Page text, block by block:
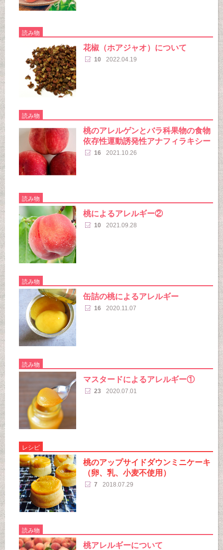
読み物
花椒（ホアジャオ）について
10 2022.04.19
読み物
桃のアレルゲンとバラ科果物の食物
依存性運動誘発性アナフィラキシー
16 2021.10.26
読み物
桃によるアレルギー②
10 2021.09.28
読み物
缶詰の桃によるアレルギー
16 2020.11.07
読み物
マスタードによるアレルギー①
23 2020.07.01
レシピ
桃のアップサイドダウンミニケーキ
（卵、乳、小麦不使用）
7 2018.07.29
読み物
桃アレルギーについて